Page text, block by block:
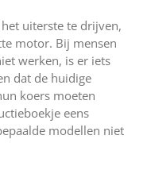
uiterste te drijven,
motor. Bij mensen
werken, is er iets
dat de huidige
koers moeten
eens
modellen niet